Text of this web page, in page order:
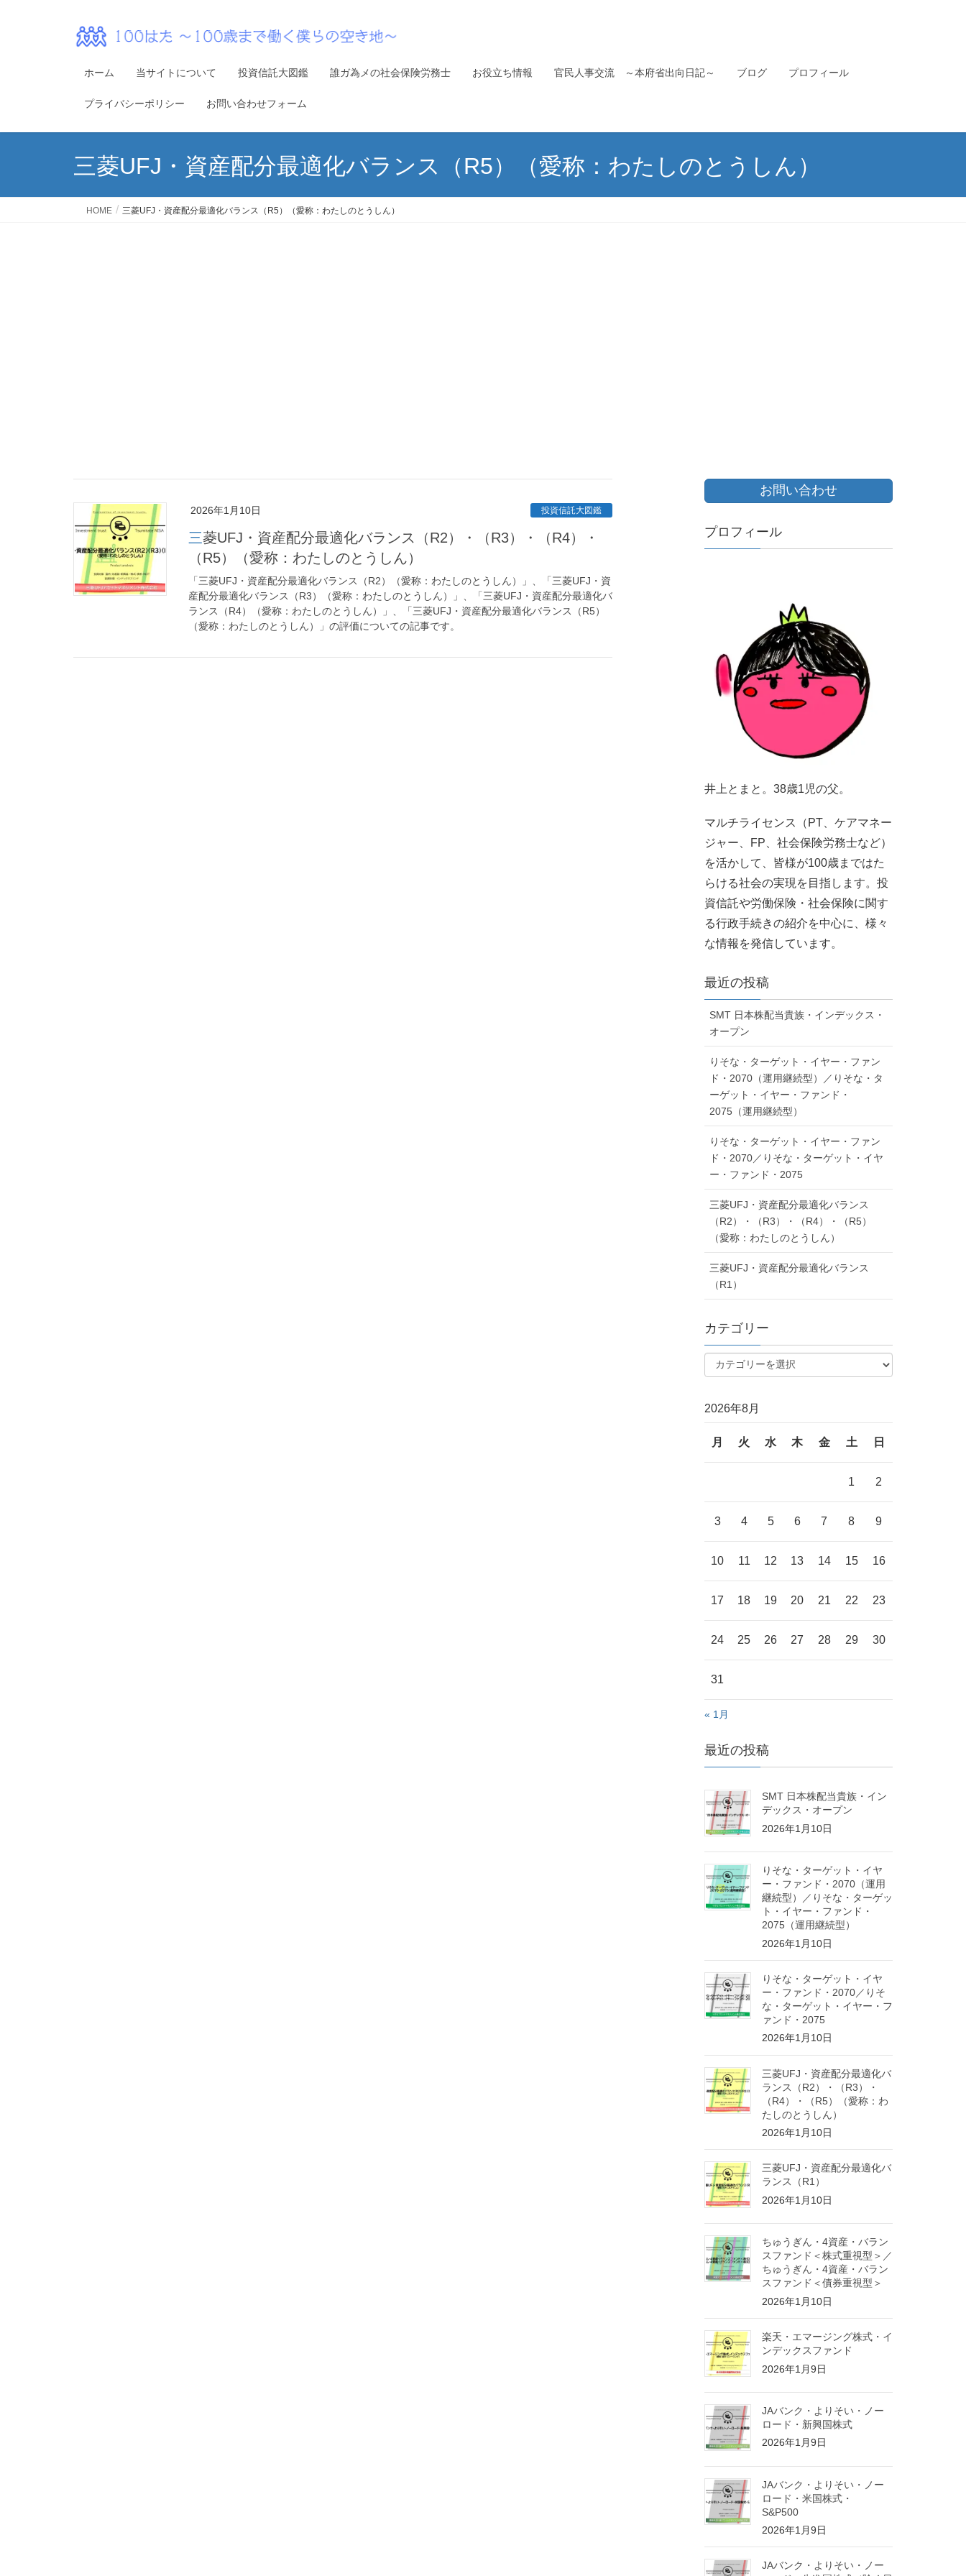
ホーム 当サイトについて 投資信託大図鑑 誰ガ為メの社会保険労務士 お役立ち情報 官民人事交流 ～本府省出向日記～ ブログ プロフィール
プライバシーポリシー お問い合わせフォーム
三菱UFJ・資産配分最適化バランス（R5）（愛称：わたしのとうしん）
HOME 三菱UFJ・資産配分最適化バランス（R5）（愛称：わたしのとうしん）
2026年1月10日 投資信託大図鑑
三菱UFJ・資産配分最適化バランス（R2）・（R3）・（R4）・
（R5）（愛称：わたしのとうしん）
「三菱UFJ・資産配分最適化バランス（R2）（愛称：わたしのとうしん）」、「三菱UFJ・資
産配分最適化バランス（R3）（愛称：わたしのとうしん）」、「三菱UFJ・資産配分最適化バ
ランス（R4）（愛称：わたしのとうしん）」、「三菱UFJ・資産配分最適化バランス（R5）
（愛称：わたしのとうしん）」の評価についての記事です。
お問い合わせ
プロフィール
井上とまと。38歳1児の父。
マルチライセンス（PT、ケアマネー
ジャー、FP、社会保険労務士など）
を活かして、皆様が100歳まではた
らける社会の実現を目指します。投
資信託や労働保険・社会保険に関す
る行政手続きの紹介を中心に、様々
な情報を発信しています。
最近の投稿
SMT 日本株配当貴族・インデックス・
オープン
りそな・ターゲット・イヤー・ファン
ド・2070（運用継続型）／りそな・タ
ーゲット・イヤー・ファンド・
2075（運用継続型）
りそな・ターゲット・イヤー・ファン
ド・2070／りそな・ターゲット・イヤ
ー・ファンド・2075
三菱UFJ・資産配分最適化バランス
（R2）・（R3）・（R4）・（R5）
（愛称：わたしのとうしん）
三菱UFJ・資産配分最適化バランス
（R1）
カテゴリー
2026年8月
月 火 水 木 金 土 日
1 2
3 4 5 6 7 8 9
10 11 12 13 14 15 16
17 18 19 20 21 22 23
24 25 26 27 28 29 30
31
« 1月
最近の投稿
SMT 日本株配当貴族・イン
デックス・オープン
2026年1月10日
りそな・ターゲット・イヤ
ー・ファンド・2070（運用
継続型）／りそな・ターゲッ
ト・イヤー・ファンド・
2075（運用継続型）
2026年1月10日
りそな・ターゲット・イヤ
ー・ファンド・2070／りそ
な・ターゲット・イヤー・フ
ァンド・2075
2026年1月10日
三菱UFJ・資産配分最適化バ
ランス（R2）・（R3）・
（R4）・（R5）（愛称：わ
たしのとうしん）
2026年1月10日
三菱UFJ・資産配分最適化バ
ランス（R1）
2026年1月10日
ちゅうぎん・4資産・バラン
スファンド＜株式重視型＞／
ちゅうぎん・4資産・バラン
スファンド＜債券重視型＞
2026年1月10日
楽天・エマージング株式・イ
ンデックスファンド
2026年1月9日
JAバンク・よりそい・ノー
ロード・新興国株式
2026年1月9日
JAバンク・よりそい・ノー
ロード・米国株式・
S&P500
2026年1月9日
JAバンク・よりそい・ノー